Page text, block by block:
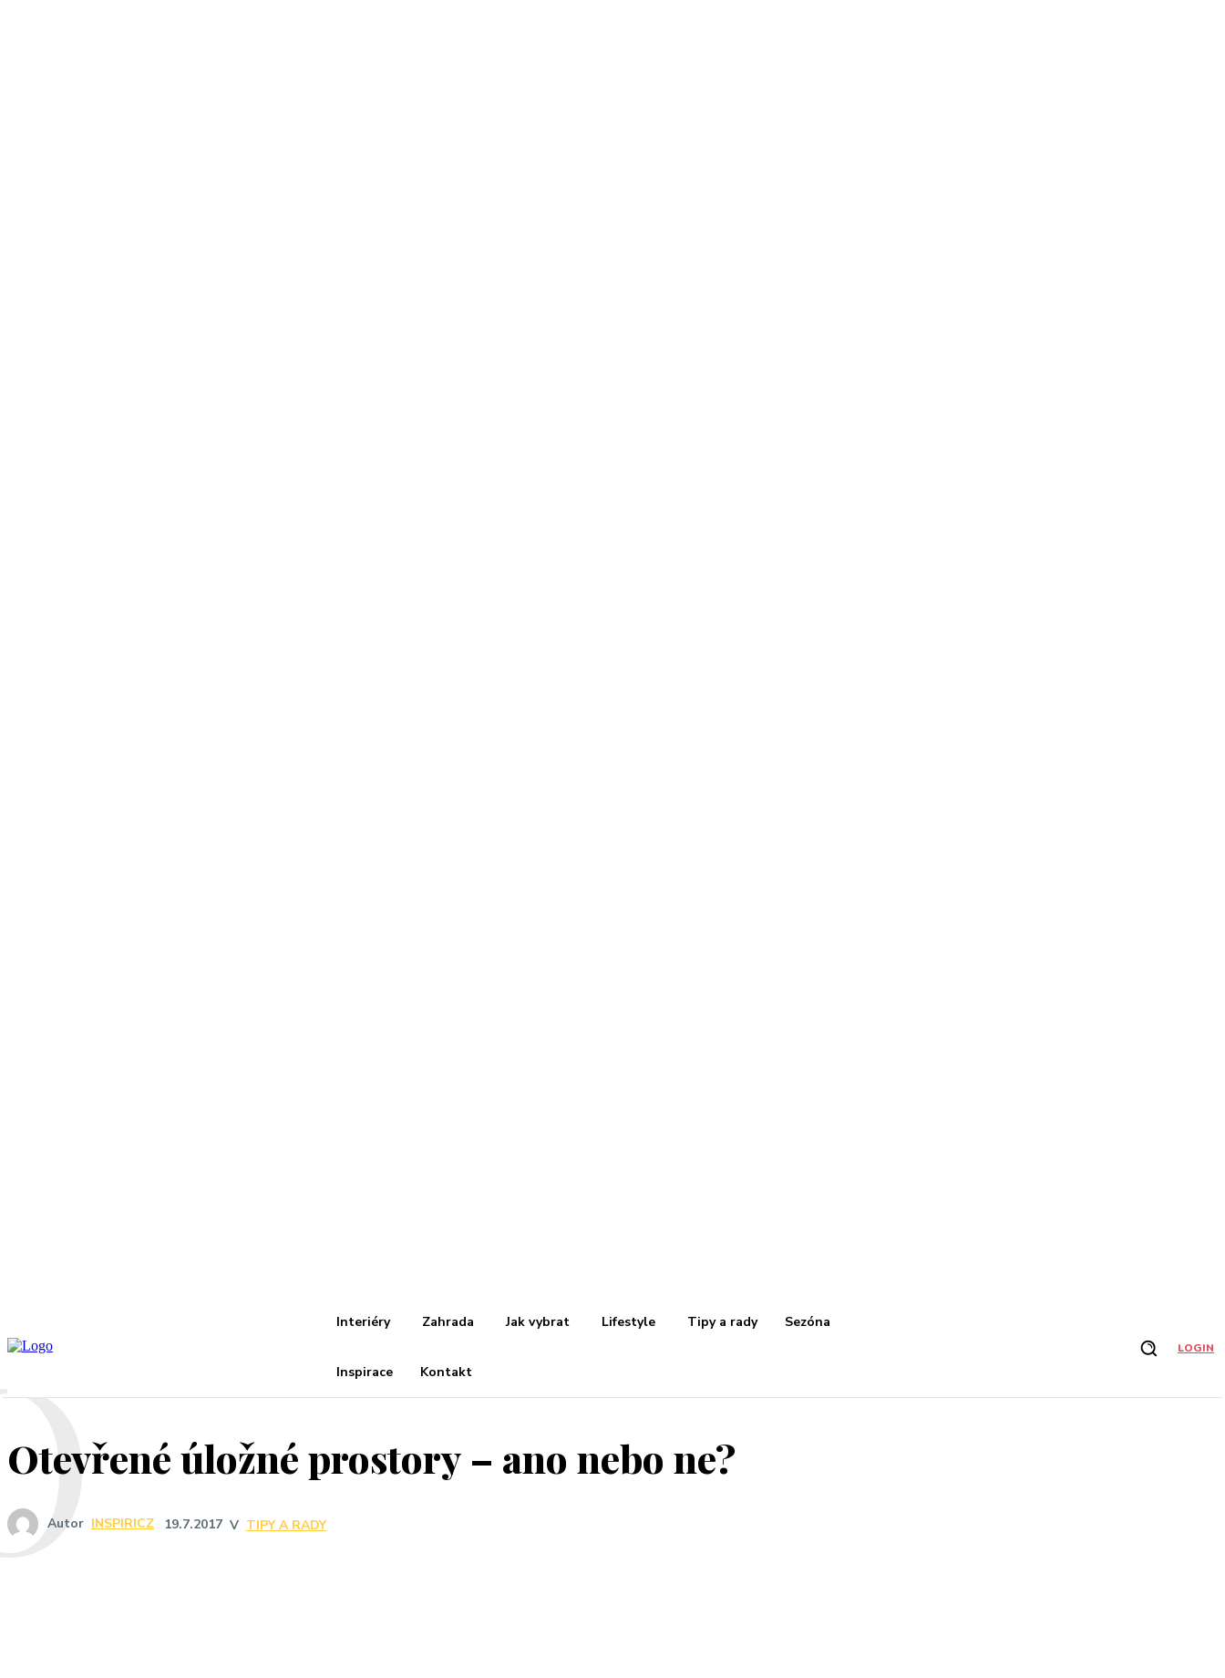
Interiéry Zahrada Jak vybrat Lifestyle Tipy a rady Sezóna
Inspirace Kontakt
LOGIN
Otevřené úložné prostory – ano nebo ne?
Autor INSPIRICZ 19.7.2017 V TIPY A RADY